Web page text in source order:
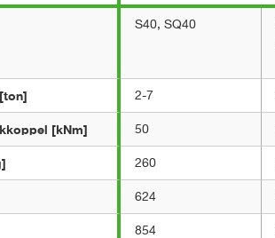
S40, SQ40
2-7
[kNm] 50
260
624
854